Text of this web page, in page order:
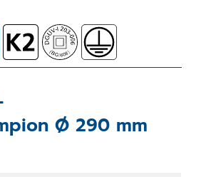
Ø 290 mm